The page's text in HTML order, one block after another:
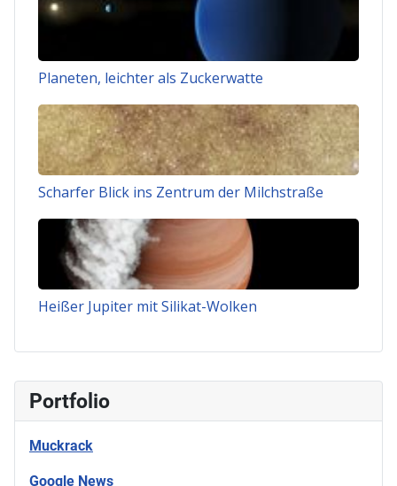
Portfolio
Muckrack
Google News
Planeten, leichter als Zuckerwatte
Scharfer Blick ins Zentrum der Milchstraße
Heißer Jupiter mit Silikat-Wolken